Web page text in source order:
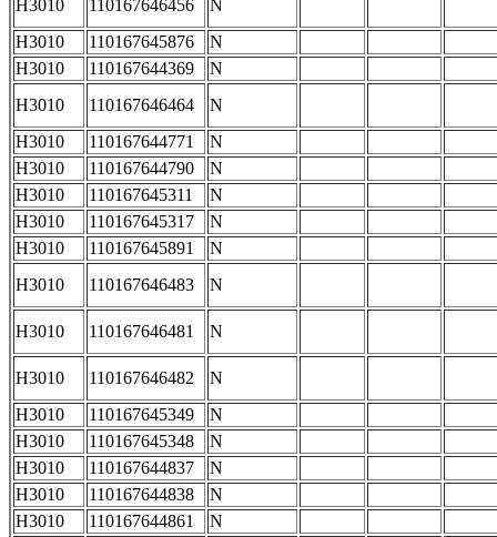
H3010 110167646456
N
H3010
110167645876
N
H3010
110167644369
N
H3010
110167646464
N
H3010
110167644771
N
H3010
110167644790
N
H3010
110167645311
N
H3010
110167645317
N
H3010
110167645891
N
H3010
110167646483 N
H3010 110167646481 N
H3010 110167646482
N
H3010
110167645349
N
H3010
110167645348
N
H3010
110167644837
N
H3010
110167644838
N
H3010
110167644861
N